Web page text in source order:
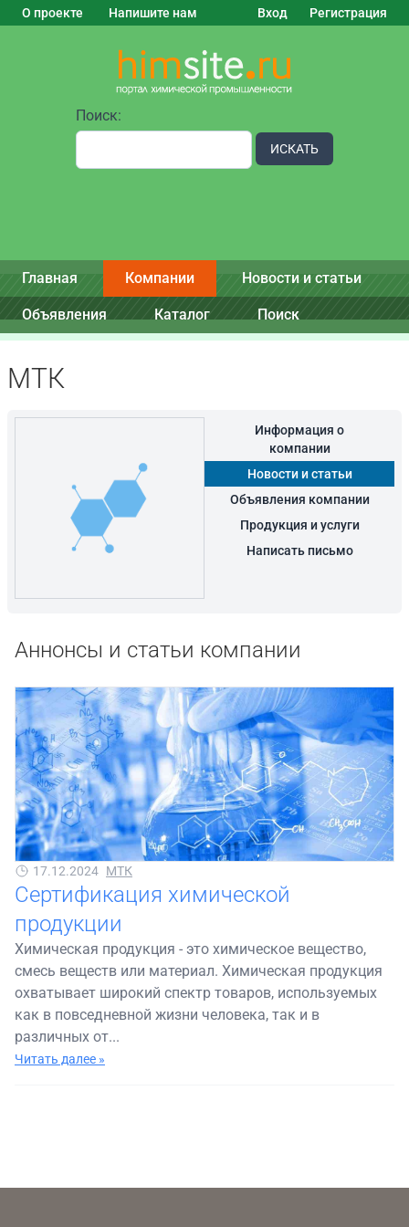
О проекте Напишите нам Вход Регистрация
Поиск:
ИСКАТЬ
Главная Компании Новости и статьи
Объявления Каталог Поиск
МТК
Информация о
компании
Новости и статьи
Объявления компании
Продукция и услуги
Написать письмо
Аннонсы и статьи компании
17.12.2024 МТК
Сертификация химической
продукции
Химическая продукция - это химическое вещество,
смесь веществ или материал. Химическая продукция
охватывает широкий спектр товаров, используемых
как в повседневной жизни человека, так и в
различных от...
Читать далее »